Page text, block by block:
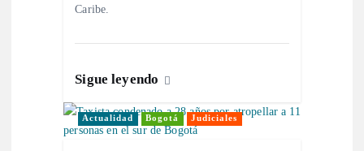
Caribe.
Sigue leyendo
Actualidad Bogotá Judiciales